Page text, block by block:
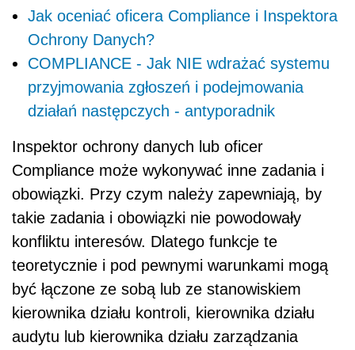
Jak oceniać oficera Compliance i Inspektora
Ochrony Danych?
COMPLIANCE - Jak NIE wdrażać systemu
przyjmowania zgłoszeń i podejmowania
działań następczych - antyporadnik
Inspektor ochrony danych lub oficer
Compliance może wykonywać inne zadania i
obowiązki. Przy czym należy zapewniają, by
takie zadania i obowiązki nie powodowały
konfliktu interesów. Dlatego funkcje te
teoretycznie i pod pewnymi warunkami mogą
być łączone ze sobą lub ze stanowiskiem
kierownika działu kontroli, kierownika działu
audytu lub kierownika działu zarządzania